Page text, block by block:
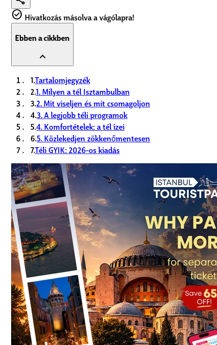
check_circle Hivatkozás másolva a vágólapra!
Ebben a cikkben
expand_less
1.Tartalomjegyzék
2.1. Milyen a tél Isztambulban
3.2. Mit viseljen és mit csomagoljon
4.3. A legjobb téli programok
5.4. Komfortételek: a tél ízei
6.5. Közlekedjen zökkenőmentesen
7.Téli GYIK: 2026-os kiadás